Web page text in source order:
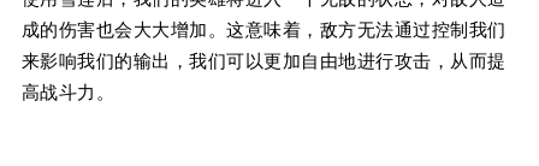
成的伤害也会大大增加。这意味着，敌方无法通过控制我们
来影响我们的输出，我们可以更加自由地进行攻击，从而提
高战斗力。